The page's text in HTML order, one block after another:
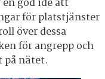
för platstjänster
över dessa
för angrepp och
på nätet.